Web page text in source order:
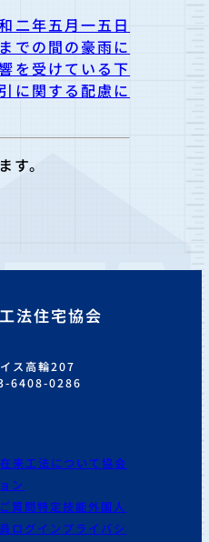
二年五月一五日
での間の豪雨に
を受けている下
に関する配慮に
す。
法住宅協会
ス高輪207
6408-0286
在来工法について協会
ン
質問特定技能外国人
ログイン プライバシ